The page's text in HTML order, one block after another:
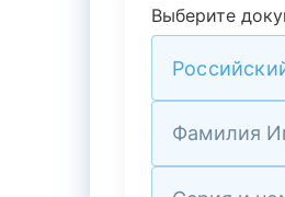
Выберите
Фамилия